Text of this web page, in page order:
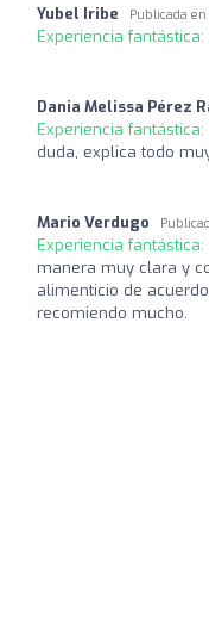
Yubel Iribe Publicada en
Experiencia fantástica:
Dania Melissa Pérez
Experiencia fantástica:
duda, explica todo
Mario Verdugo
Experiencia fantástica:
manera muy clara y
alimenticio de
recomiendo mucho.